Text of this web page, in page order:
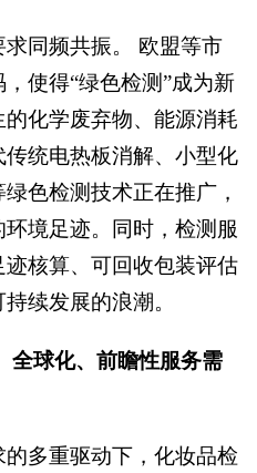
同频共振。 欧盟等市
使得“绿色检测”成为新
化学废弃物、能源消耗
统电热板消解、小型化
色检测技术正在推广，
境足迹。同时，检测服
核算、可回收包装评估
续发展的浪潮。
全球化、前瞻性服务需
多重驱动下，化妆品检